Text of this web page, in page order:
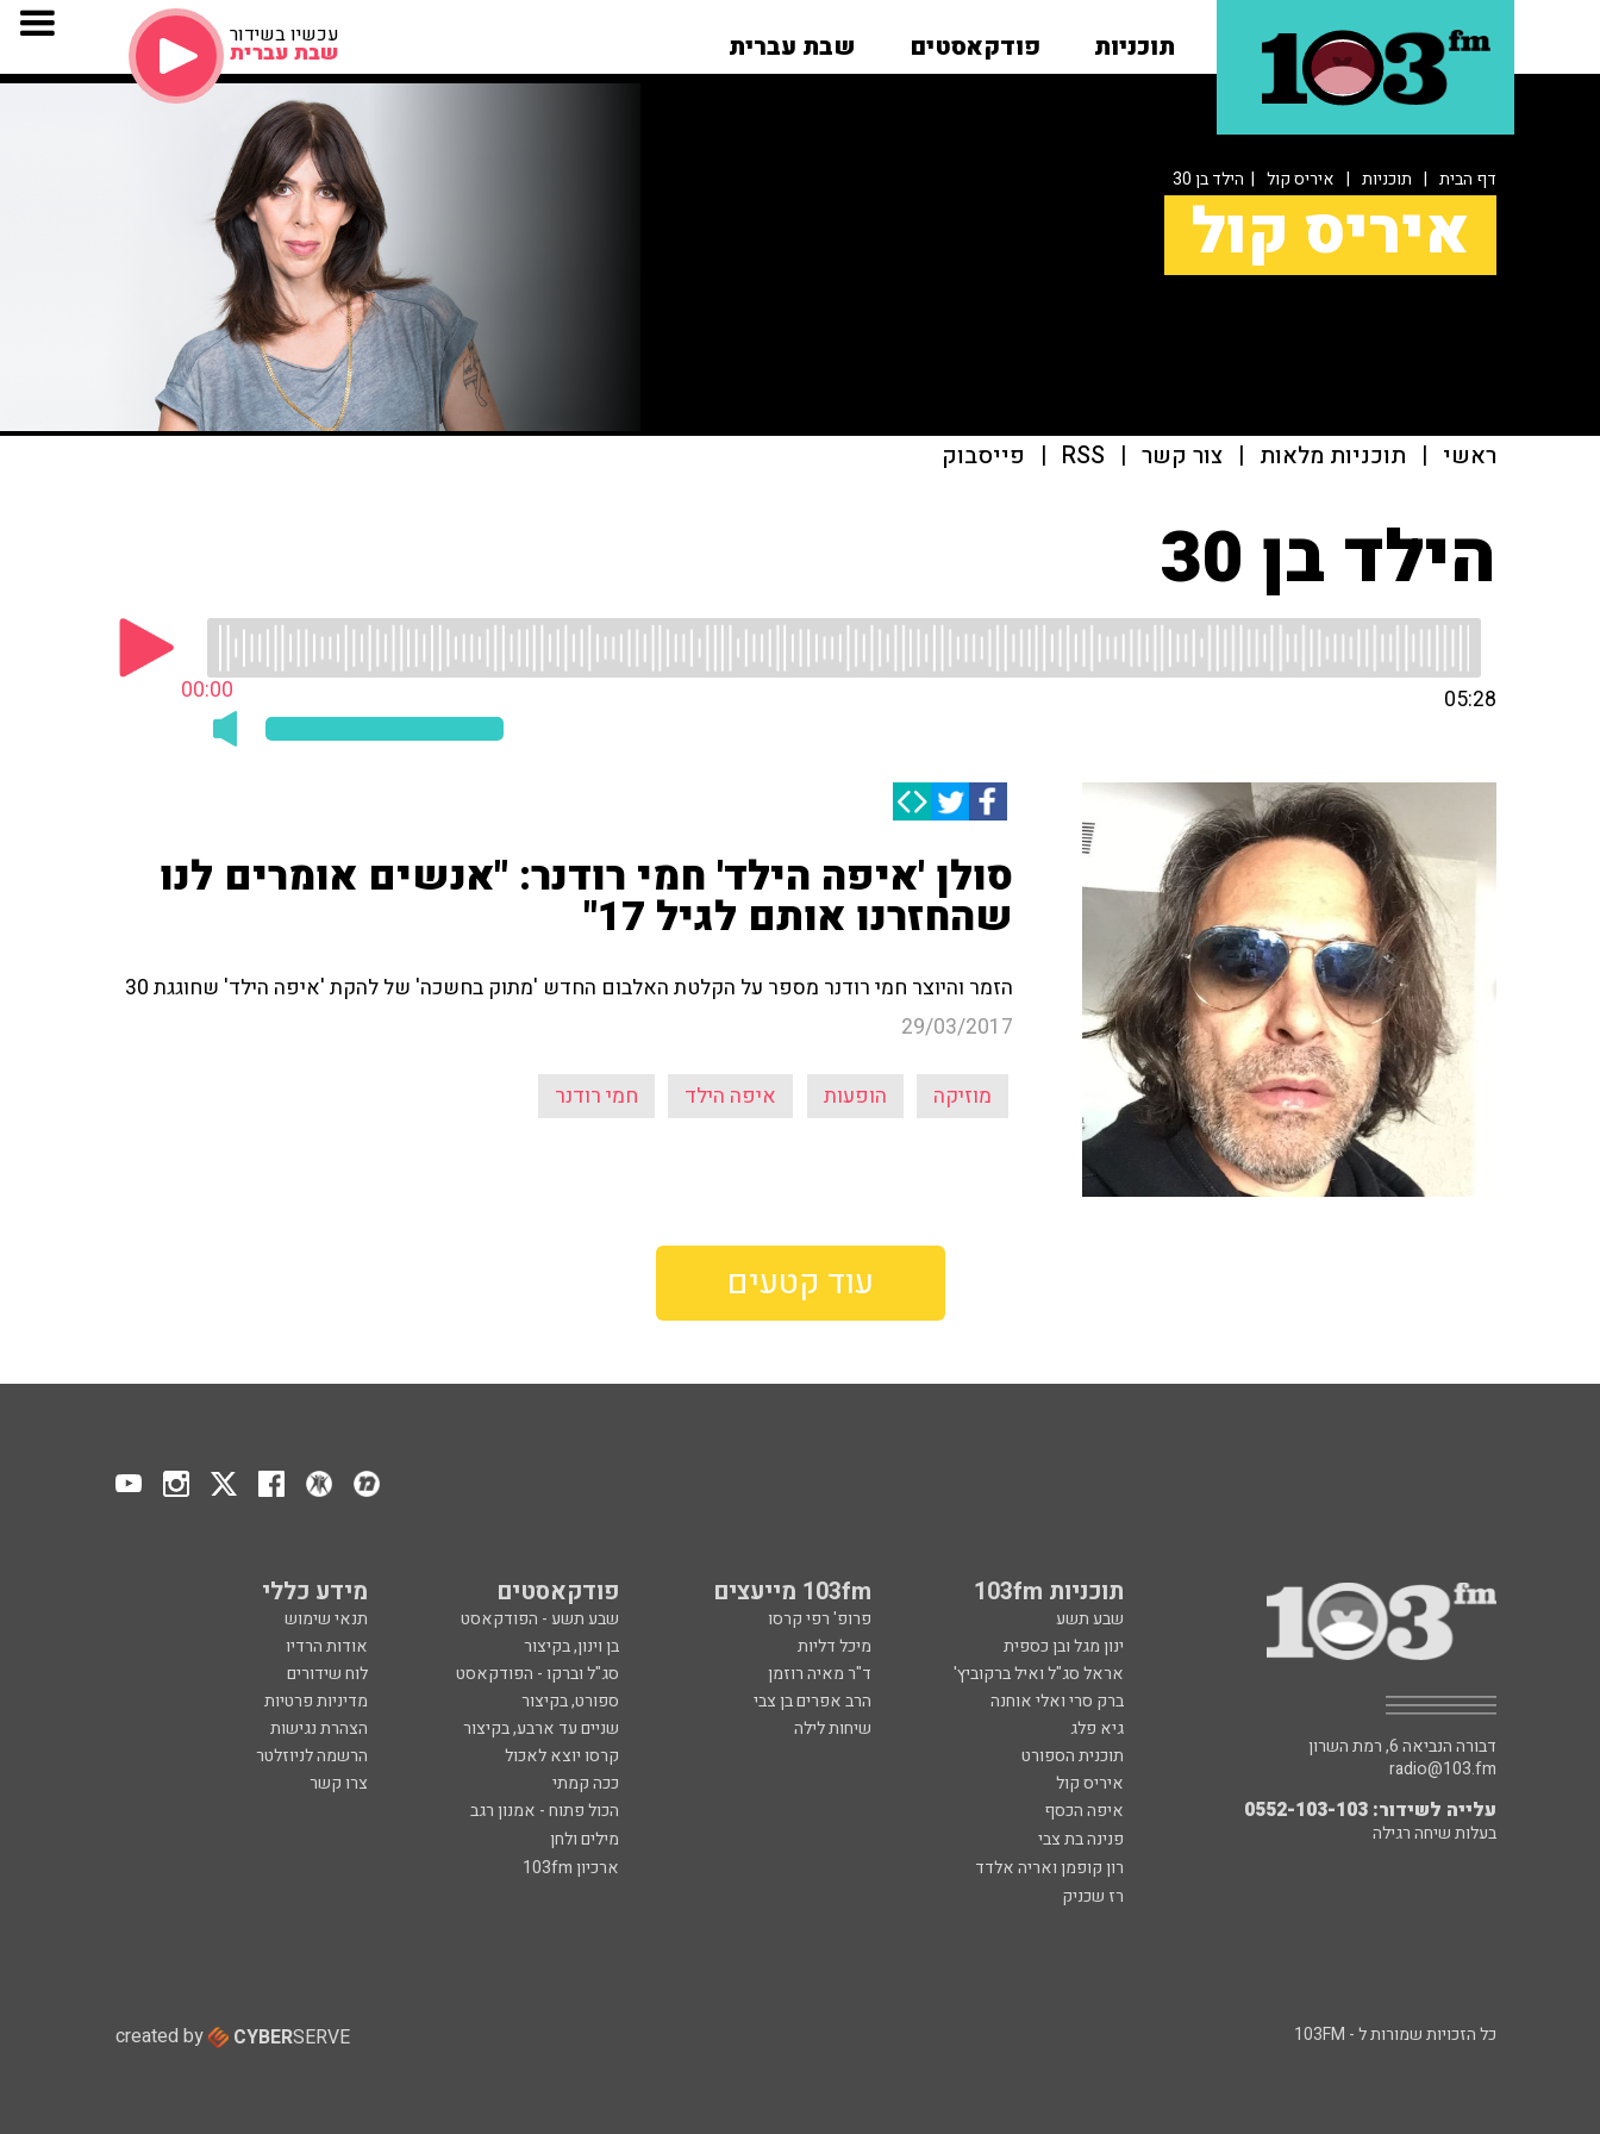
תוכניות פודקאסטים שבת עברית עכשיו בשידור
שבת עברית
דף הבית | תוכניות | איריס קול | הילד בן 30
איריס קול
ראשי | תוכניות מלאות | צור קשר |
RSS
| פייסבוק
הילד בן 30
00:00 05:28
סולן 'איפה הילד' חמי רודנר: "אנשים אומרים לנו
שהחזרנו אותם לגיל 17"
הזמר והיוצר חמי רודנר מספר על הקלטת האלבום החדש 'מתוק בחשכה' של להקת 'איפה הילד' שחוגגת 30
29/03/2017
מוזיקה הופעות איפה הילד חמי רודנר
עוד קטעים
תוכניות 103fm 103fm מייעצים פודקאסטים מידע כללי
שבע תשע פרופ' רפי קרסו שבע תשע - הפודקאסט
תנאי שימוש
ינון מגל ובן כספית
מיכל דליות בן וינון, בקיצור
אודות הרדיו
אראל סג"ל ואיל ברקוביץ'
ד"ר מאיה רוזמן סג"ל וברקו - הפודקאסט
לוח שידורים
ברק סרי ואלי אוחנה
הרב אפרים בן צבי ספורט, בקיצור
מדיניות פרטיות
גיא פלג
שיחות לילה שניים עד ארבע, בקיצור
הצהרת נגישות
תוכנית הספורט
קרסו יוצא לאכול
הרשמה לניוזלטר
איריס קול
ככה קמתי
צרו קשר
איפה הכסף
הכול פתוח - אמנון רגב
פנינה בת צבי
מילים ולחן
רון קופמן ואריה אלדד
ארכיון 103fm
רז שכניק
דבורה הנביאה 6, רמת השרון
radio@103.fm
עלייה לשידור: 0552-103-103
בעלות שיחה רגילה
כל הזכויות שמורות ל - 103FM created by CYBERSERVE